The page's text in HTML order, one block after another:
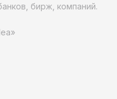
бирж, компаний.